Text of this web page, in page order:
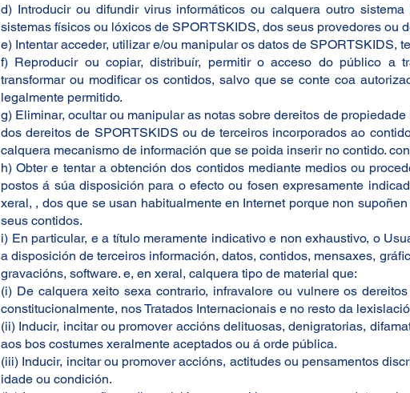
d) Introducir ou difundir virus informáticos ou calquera outro
sistemas físicos ou lóxicos de SPORTSKIDS, dos seus provedores ou
e) Intentar acceder, utilizar e/ou manipular os datos de SPORTSKIDS,
f) Reproducir ou copiar, distribuír, permitir o acceso do público a
transformar ou modificar os contidos, salvo que se conte coa
legalmente permitido.
g) Eliminar, ocultar ou manipular as notas sobre dereitos de
dos dereitos de SPORTSKIDS ou de terceiros incorporados ao
calquera mecanismo de información que se poida inserir no contido.
h) Obter e tentar a obtención dos contidos mediante medios ou
postos á súa disposición para o efecto ou fosen expresamente
xeral, , dos que se usan habitualmente en Internet porque non
seus contidos.
i) En particular, e a título meramente indicativo e non exhaustivo, o
a disposición de terceiros información, datos, contidos, mensaxes,
gravacións, software. e, en xeral, calquera tipo de material que:
(i) De calquera xeito sexa contrario, infravalore ou vulnere os
constitucionalmente, nos Tratados Internacionais e no resto da
(ii) Inducir, incitar ou promover accións delituosas, denigratorias,
aos bos costumes xeralmente aceptados ou á orde pública.
(iii) Inducir, incitar ou promover accións, actitudes ou pensamentos
idade ou condición.